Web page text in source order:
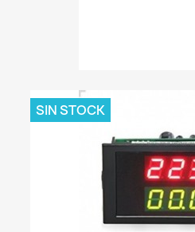
SIN STOCK